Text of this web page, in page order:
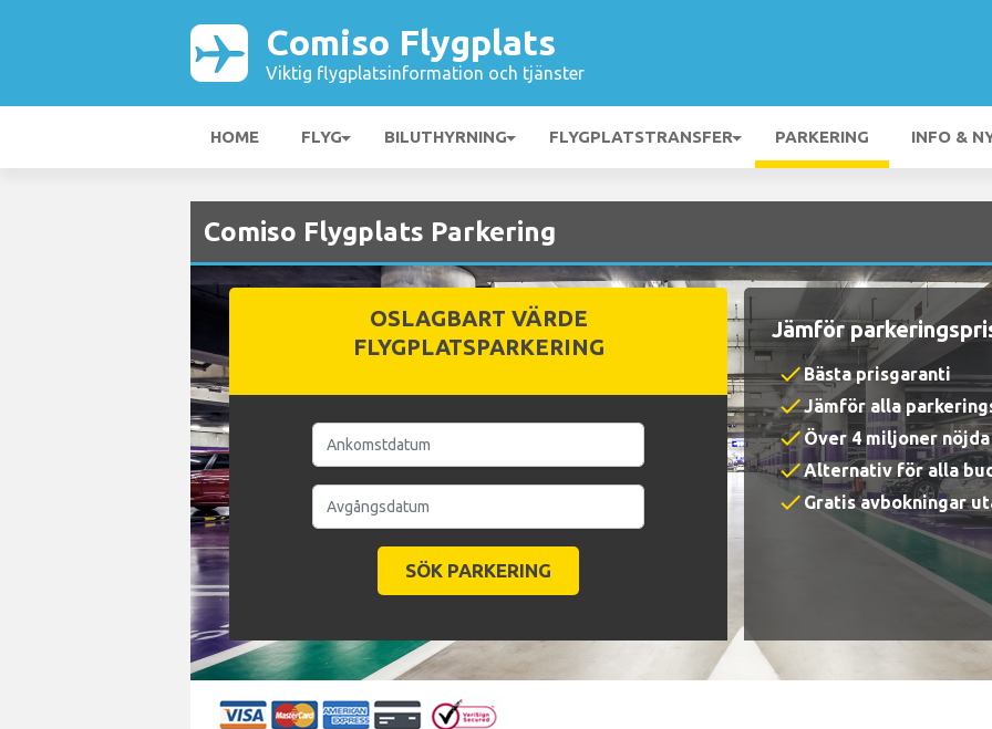
Comiso Flygplats
Viktig flygplatsinformation och tjänster
HOME FLYG BILUTHYRNING FLYGPLATSTRANSFER PARKERING INFO &
Comiso Flygplats Parkering
OSLAGBART VÄRDE
FLYGPLATSPARKERING
Jämför
checkBästa prisgaranti
checkJämför alla
checkÖver 4 miljoner
checkAlternativ för alla
check Gratis avbokningar